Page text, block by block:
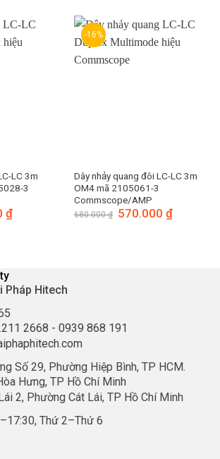
LC 3m
3
₫
-16%
Dây nhảy quang đôi LC-LC 3m
OM4 mã 2105061-3
Commscope/AMP
680.000₫ Giá
gốc
570.000 ₫Giá
Pháp Hitech
2668 - 0939 868 191
Số 29, Phường Hiệp Bình, TP HCM.
Hưng, TP Hồ Chí Minh
2, Phường Cát Lái, TP Hồ Chí Minh
–17:30, Thứ 2–Thứ 6